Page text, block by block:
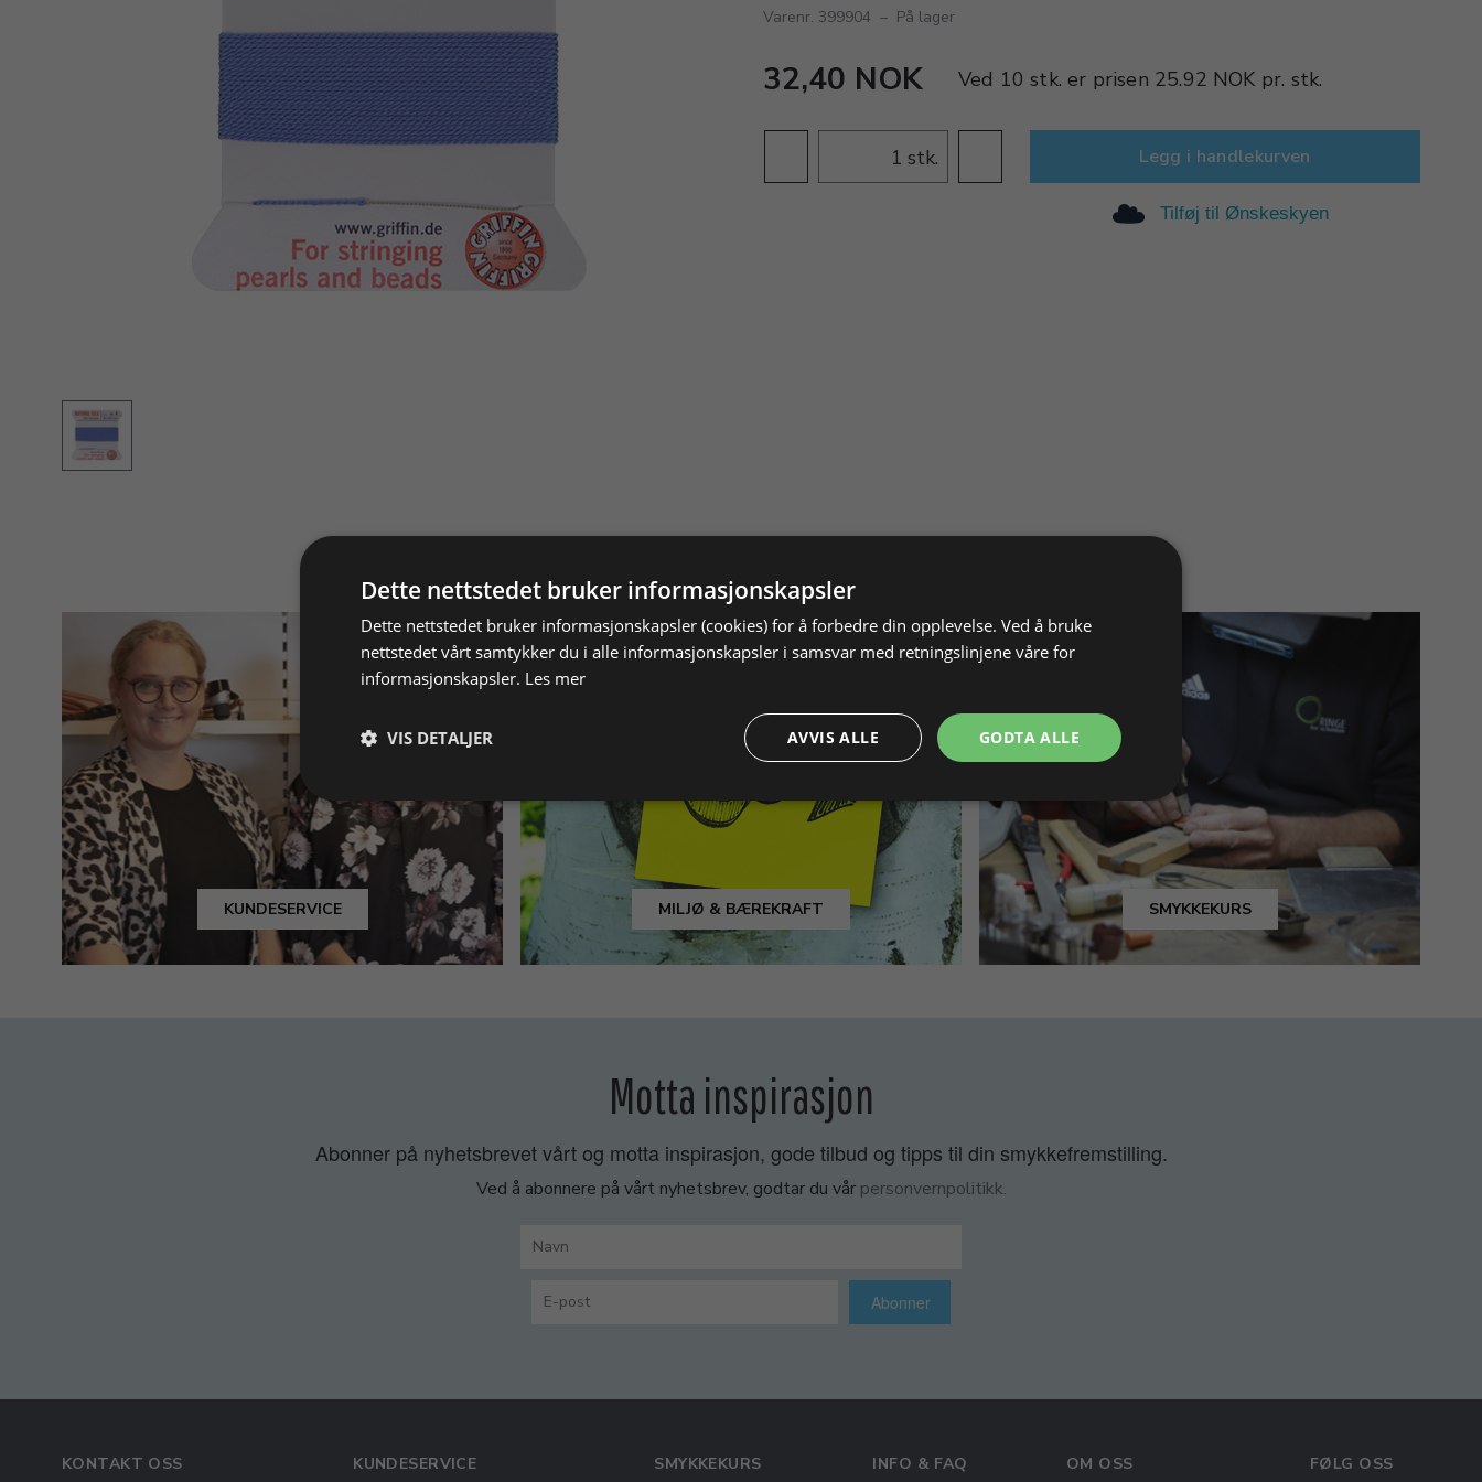
Varenr. 399904 – På lager
32,40 NOK Ved 10 stk. er prisen 25.92 NOK pr. stk.
stk. Legg i handlekurven
Tilføj til Ønskeskyen
KUNDESERVICE MILJØ & BÆREKRAFT SMYKKEKURS
Motta inspirasjon
Abonner på nyhetsbrevet vårt og motta inspirasjon, gode tilbud og tipps til din smykkefremstilling.
Ved å abonnere på vårt nyhetsbrev, godtar du vår personvernpolitikk.
Abonner
KONTAKT OSS KUNDESERVICE SMYKKEKURS INFO & FAQ OM OSS FØLG OSS
Dette nettstedet bruker informasjonskapsler
Dette nettstedet bruker informasjonskapsler (cookies) for å forbedre din opplevelse. Ved å bruke
nettstedet vårt samtykker du i alle informasjonskapsler i samsvar med retningslinjene våre for
informasjonskapsler. Les mer
GODTA ALLE
AVVIS ALLE
VIS DETALJER